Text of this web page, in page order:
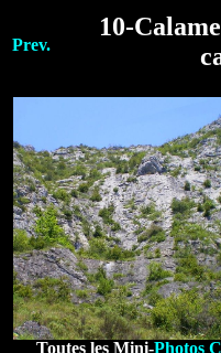
Prev.
10-
Toutes les Mini-Photos